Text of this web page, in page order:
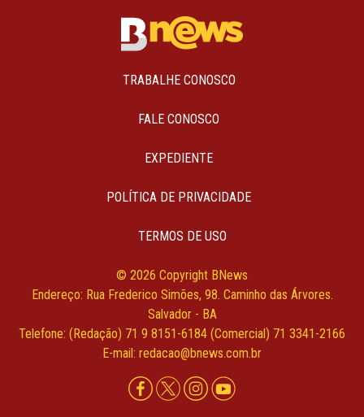
TRABALHE CONOSCO
FALE CONOSCO
EXPEDIENTE
POLÍTICA DE PRIVACIDADE
TERMOS DE USO
© 2026 Copyright BNews
Endereço: Rua Frederico Simões, 98. Caminho das Árvores.
Salvador - BA
Telefone: (Redação) 71 9 8151-6184 (Comercial) 71 3341-2166
E-mail: redacao@bnews.com.br